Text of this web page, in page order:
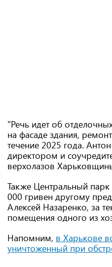
"Речь идет об
на фасаде здания,
течение 2025 года.
директором и
верхолазов
Также Центральный
000 гривен другому
Алексей Назаренко, за
помещения одного из
Напомним, в Харькове
уничтоженный при